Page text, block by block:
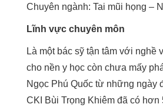
Chuyên ngành: Tai mũi họng –
Lĩnh vực chuyên môn
Là một bác sỹ tận tâm với nghề
cho nền y học còn chưa mấy
Ngọc Phú Quốc từ những ngày
CKI Bùi Trọng Khiêm đã có hơn